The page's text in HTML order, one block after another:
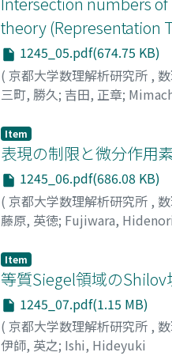
theory (Representation
1245_05.pdf(674.75 KB)
( 京都大学数理解析研究所 ,
三町, 勝久; 吉田, 正章;
Item
表現の制限と微分作用
1245_06.pdf(686.08 KB)
( 京都大学数理解析研究所 ,
藤原, 英徳; Fujiwara, Hidenori
Item
等質Siegel領域の
1245_07.pdf(1.15 MB)
( 京都大学数理解析研究所 ,
伊師, 英之; Ishi, Hideyuki